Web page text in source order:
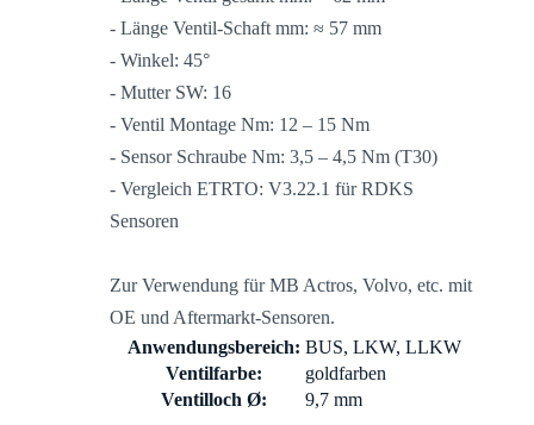
- Länge Ventil-Schaft mm: ≈ 57 mm
- Winkel: 45°
- Mutter SW: 16
- Ventil Montage Nm: 12 – 15 Nm
- Sensor Schraube Nm: 3,5 – 4,5 Nm (T30)
- Vergleich ETRTO: V3.22.1 für RDKS
Sensoren
Zur Verwendung für MB Actros, Volvo, etc. mit
OE und Aftermarkt-Sensoren.
Anwendungsbereich: BUS, LKW, LLKW
Ventilfarbe:
goldfarben
Ventilloch Ø:
9,7 mm